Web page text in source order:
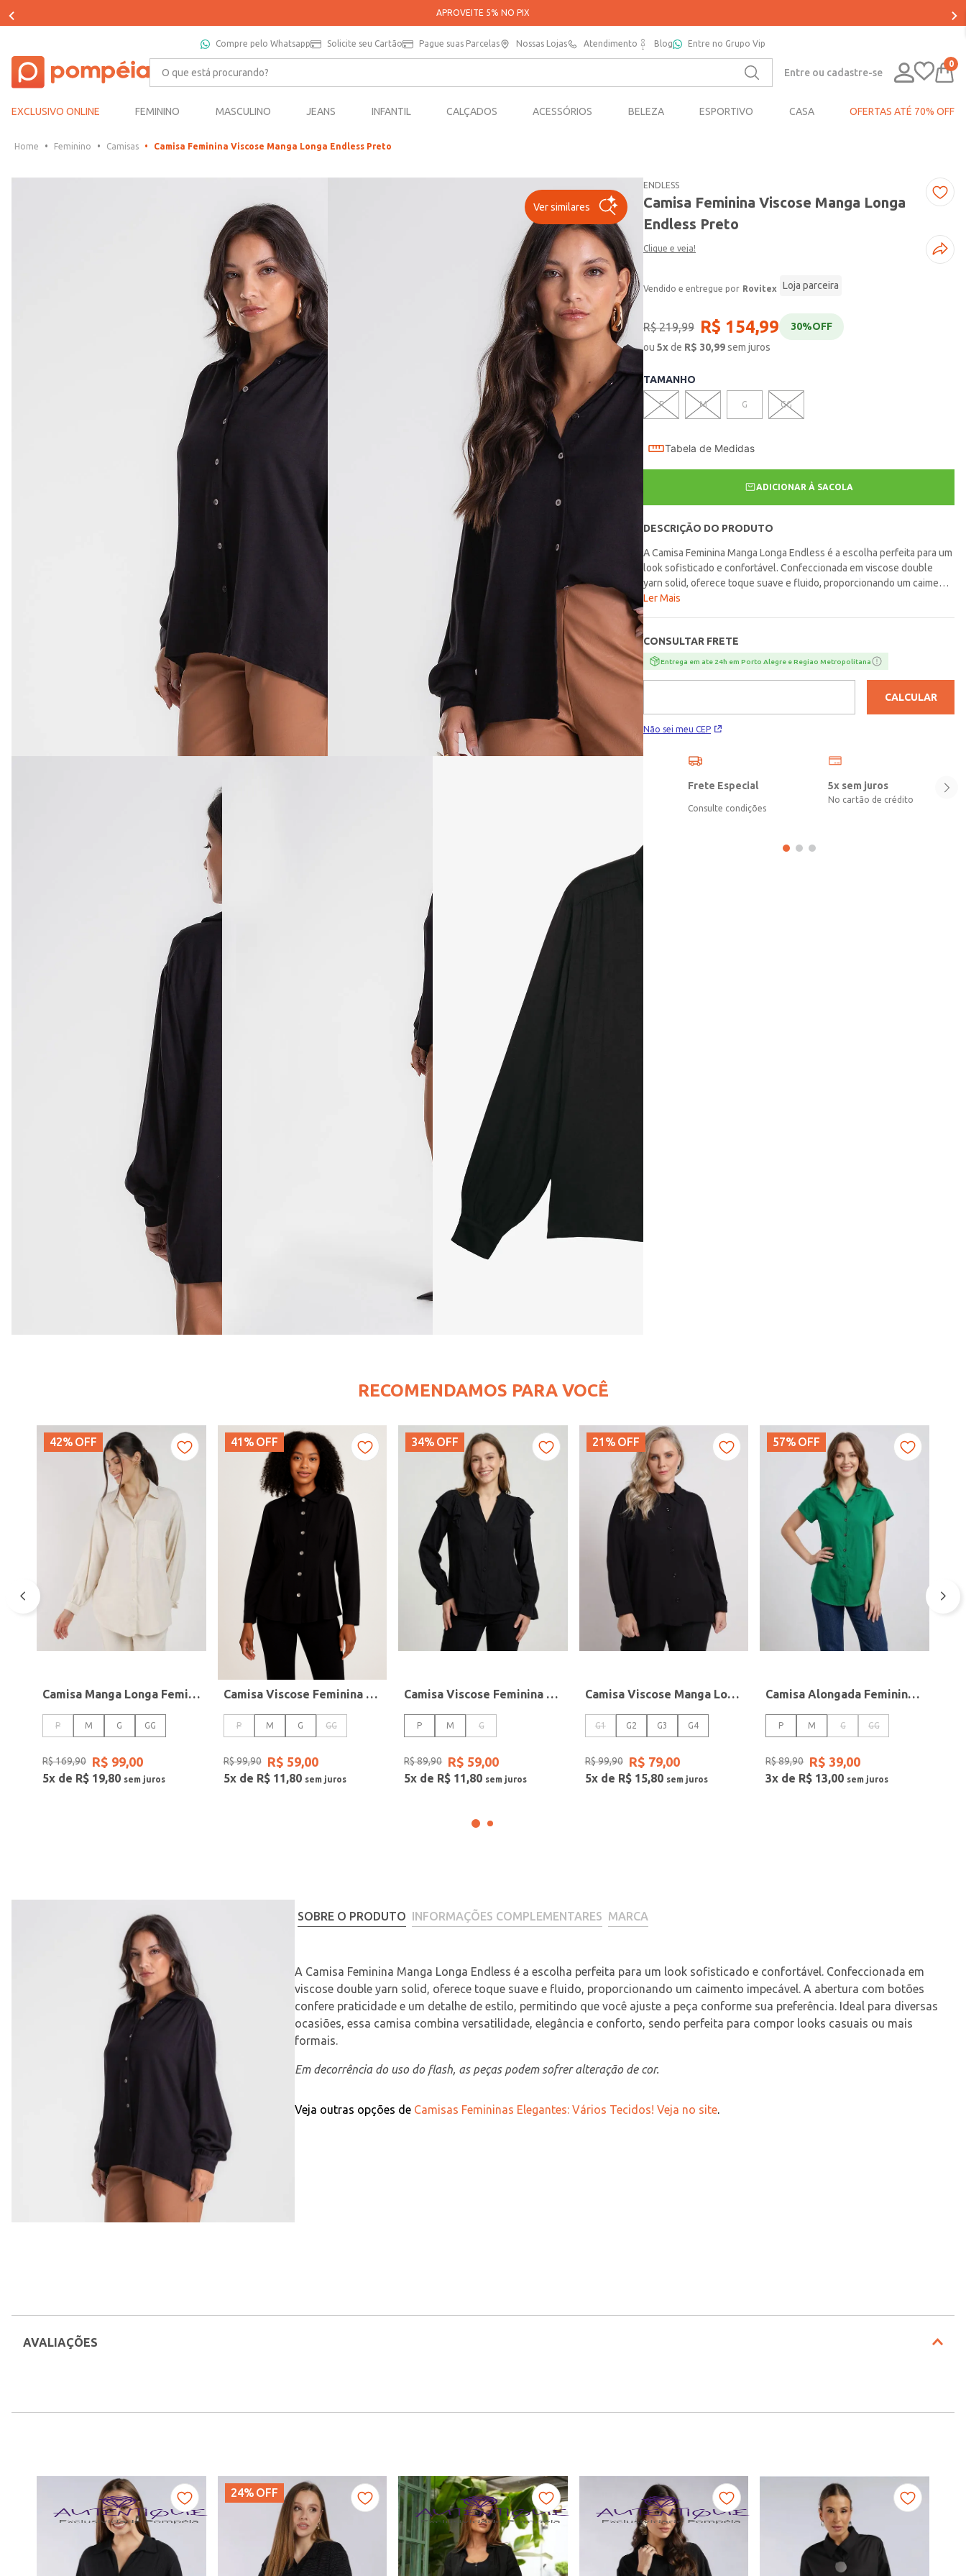
APROVEITE 5% NO PIX
Compre pelo Whatsapp Solicite seu Cartão Pague suas Parcelas Nossas Lojas Atendimento Blog Entre no Grupo Vip
O que está procurando?
Entre ou cadastre-se
0
EXCLUSIVO ONLINE FEMININO MASCULINO JEANS INFANTIL CALÇADOS ACESSÓRIOS BELEZA ESPORTIVO CASA OFERTAS ATÉ 70% OFF
Feminino Camisas Camisa Feminina Viscose Manga Longa Endless Preto
Ver similares
ENDLESS
Camisa Feminina Viscose Manga Longa
Endless Preto
Clique e veja!
Rovitex Loja parceira
R$ 219,99 R$ 154,99 30%OFF
ou5xde R$ 30,99sem juros
TAMANHO
P M G GG
Tabela de Medidas
ADICIONAR À SACOLA
DESCRIÇÃO DO PRODUTO
A Camisa Feminina Manga Longa Endless é a escolha perfeita para um
look sofisticado e confortável. Confeccionada em viscose double
yarn solid, oferece toque suave e fluido, proporcionando um caimento
impecável. A abertura com botões confere praticidade e um detalhe
versatilidade, elegância e conforto, sendo perfeita para compor looks
casuais ou mais formais.
Ler Mais
CONSULTAR FRETE
Entrega em ate 24h em Porto Alegre e Regiao Metropolitana
Não sei meu CEP
CALCULAR
Frete Especial
Consulte condições
5x sem juros
No cartão de crédito
RECOMENDAMOS PARA VOCÊ
42% OFF
Camisa Manga Longa Feminina OFF WHITE
P M G GG
R$169,90 R$ 99,00
5x de R$ 19,80
41% OFF
Camisa Viscose Feminina PRETO
P M G GG
R$99,90 R$ 59,00
5x de R$ 11,80
34% OFF
Camisa Viscose Feminina PRETO
P M G
R$89,90 R$ 59,00
5x de R$ 11,80
21% OFF
Camisa Viscose Manga Longa Plus Size Feminina PRETO
G1 G2 G3 G4
R$99,90 R$ 79,00
5x de R$ 15,80
57% OFF
Camisa Alongada Feminina VERDE
P M G GG
R$89,90 R$ 39,00
3x de R$ 13,00
SOBRE O PRODUTO INFORMAÇÕES COMPLEMENTARES MARCA
A Camisa Feminina Manga Longa Endless é a escolha perfeita para um look sofisticado e confortável. Confeccionada em
viscose double yarn solid, oferece toque suave e fluido, proporcionando um caimento impecável. A abertura com botões
confere praticidade e um detalhe de estilo, permitindo que você ajuste a peça conforme sua preferência. Ideal para diversas
ocasiões, essa camisa combina versatilidade, elegância e conforto, sendo perfeita para compor looks casuais ou mais
formais.
Em decorrência do uso do flash, as peças podem sofrer alteração de cor.
Veja outras opções de Camisas Femininas Elegantes: Vários Tecidos! Veja no site.
AVALIAÇÕES
24% OFF